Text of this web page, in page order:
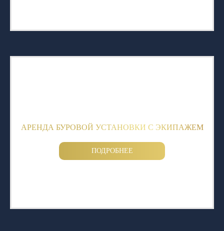
АРЕНДА БУРОВОЙ УСТАНОВКИ С ЭКИПАЖЕМ
ПОДРОБНЕЕ